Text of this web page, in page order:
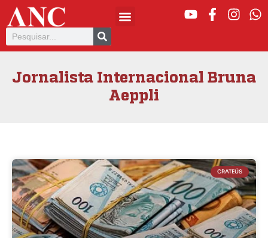
Jornalista Internacional Bruna
Aeppli
CRATEÚS